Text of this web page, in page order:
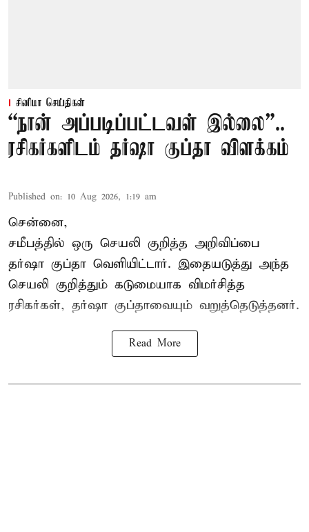
சினிமா செய்திகள்
“நான் அப்படிப்பட்டவள் இல்லை”..
ரசிகர்களிடம் தர்ஷா குப்தா விளக்கம்
Published on: 10 Aug 2026, 1:19 am
சென்னை,
சமீபத்தில் ஒரு செயலி குறித்த அறிவிப்பை
தர்ஷா குப்தா வெளியிட்டார். இதையடுத்து அந்த
செயலி குறித்தும் கடுமையாக விமர்சித்த
ரசிகர்கள், தர்ஷா குப்தாவையும் வறுத்தெடுத்தனர்.
Read More